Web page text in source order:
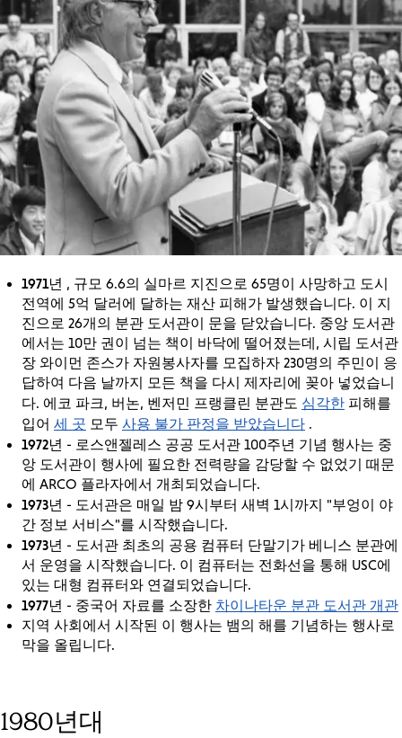
1971년 , 규모 6.6의 실마르 지진으로 65명이 사망하고 도시
전역에 5억 달러에 달하는 재산 피해가 발생했습니다. 이 지
진으로 26개의 분관 도서관이 문을 닫았습니다. 중앙 도서관
에서는 10만 권이 넘는 책이 바닥에 떨어졌는데, 시립 도서관
장 와이먼 존스가 자원봉사자를 모집하자 230명의 주민이 응
답하여 다음 날까지 모든 책을 다시 제자리에 꽂아 넣었습니
다. 에코 파크, 버논, 벤저민 프랭클린 분관도 심각한 피해를
입어 세 곳 모두 사용 불가 판정을 받았습니다 .
1972년 - 로스앤젤레스 공공 도서관 100주년 기념 행사는 중
앙 도서관이 행사에 필요한 전력량을 감당할 수 없었기 때문
에 ARCO 플라자에서 개최되었습니다.
1973년 - 도서관은 매일 밤 9시부터 새벽 1시까지 "부엉이 야
간 정보 서비스"를 시작했습니다.
1973년 - 도서관 최초의 공용 컴퓨터 단말기가 베니스 분관에
서 운영을 시작했습니다. 이 컴퓨터는 전화선을 통해 USC에
있는 대형 컴퓨터와 연결되었습니다.
1977년 - 중국어 자료를 소장한 차이나타운 분관 도서관 개관
지역 사회에서 시작된 이 행사는 뱀의 해를 기념하는 행사로
막을 올립니다.
1980년대